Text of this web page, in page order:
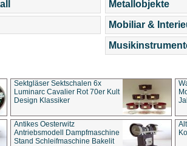
Metallobjekte
Mobiliar &
Sektgläser Sektschalen 6x
Luminarc Cavalier Rot 70er Kult
Design Klassiker
Antikes Oesterwitz
Antriebsmodell Dampfmaschine
Stand Schleifmaschine Bakelit